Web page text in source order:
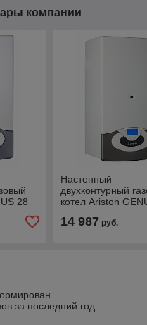
компании
28
Настенный
двухконтурный
котел Ariston
14 987 руб.
за последний год